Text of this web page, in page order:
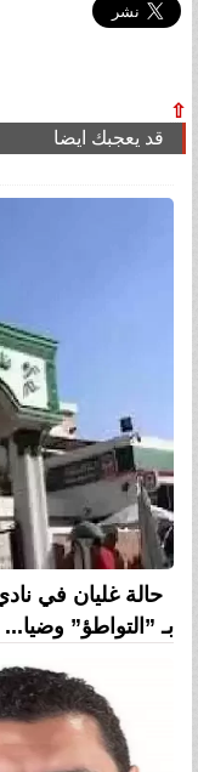
⇧
قد يعجبك ايضا
حالة غليان في
بـ ”التواطؤ” وضيا...